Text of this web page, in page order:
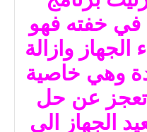
خفته فهو
وازالة
وهي خاصية
تعجز عن حل
الجهاز الى